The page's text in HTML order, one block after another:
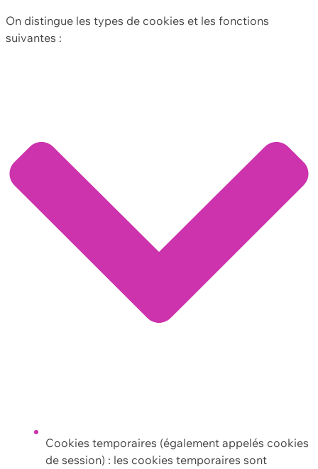
On distingue les types de cookies et les fonctions
suivantes :
Cookies temporaires (également appelés cookies
de session) : les cookies temporaires sont